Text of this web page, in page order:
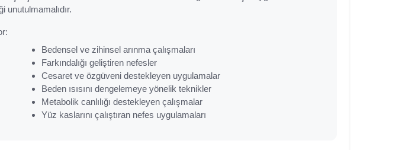
unutulmamalıdır.
Bedensel ve zihinsel arınma çalışmaları
Farkındalığı geliştiren nefesler
Cesaret ve özgüveni destekleyen uygulamalar
Beden ısısını dengelemeye yönelik teknikler
Metabolik canlılığı destekleyen çalışmalar
Yüz kaslarını çalıştıran nefes uygulamaları